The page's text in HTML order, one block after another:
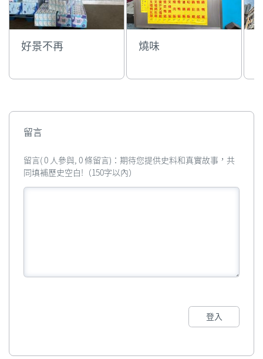
好景不再 燒味
留言
留言( 0 人參與, 0 條留言)：期待您提供史料和真實故事，共
同填補歷史空白!（150字以內）
登入